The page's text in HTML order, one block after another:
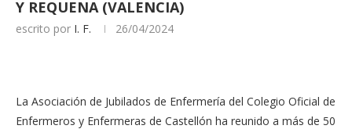
Y REQUENA (VALENCIA)
escrito por I. F. 26/04/2024
La Asociación de Jubilados de Enfermería del Colegio Oficial de
Enfermeros y Enfermeras de Castellón ha reunido a más de 50